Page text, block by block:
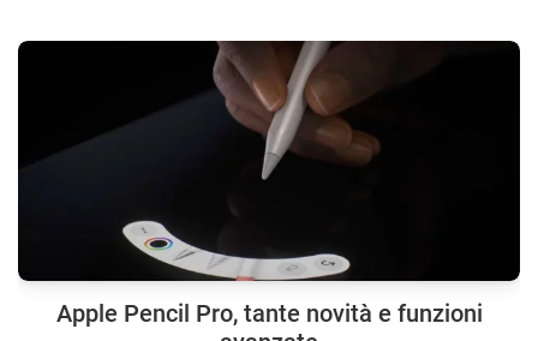
Apple Pencil Pro, tante novità e funzioni